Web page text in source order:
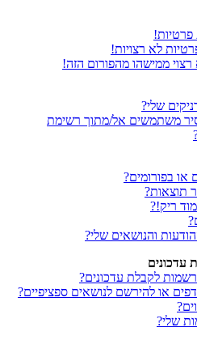
פרטיות!
לא רצויות!
ממישהו מהפורום הזה!
שלי?
משתמשים אל/מתוך רשימת
או בפורומים?
תוצאות?
ריק!?
והנושאים שלי?
עדכונים
לקבלת עדכונים?
או להירשם לנושאים ספציפיים?
שלי?